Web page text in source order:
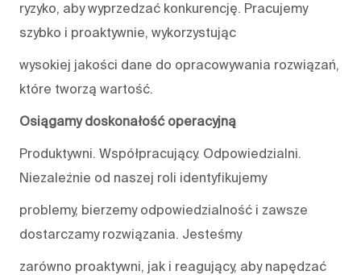
ryzyko, aby wyprzedzać konkurencję. Pracujemy
szybko i proaktywnie, wykorzystując
wysokiej jakości dane do opracowywania rozwiązań,
które tworzą wartość.
Osiągamy doskonałość operacyjną
Produktywni. Współpracujący. Odpowiedzialni.
Niezależnie od naszej roli identyfikujemy
problemy, bierzemy odpowiedzialność i zawsze
dostarczamy rozwiązania. Jesteśmy
zarówno proaktywni, jak i reagujący, aby napędzać